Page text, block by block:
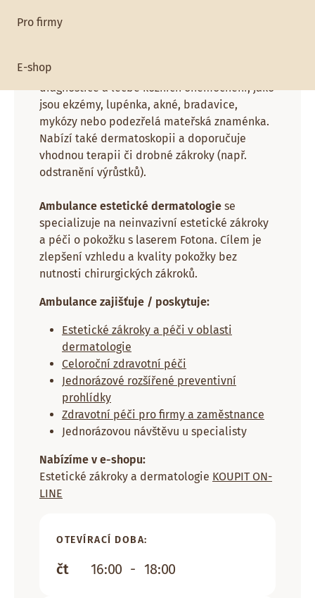
Pro firmy
E-shop
Pracoviště:
Kožní ambulance
diagnostice a léčbě kožních onemocnění, jako
jsou ekzémy, lupénka, akné, bradavice,
mykózy nebo podezřelá mateřská znaménka.
Nabízí také dermatoskopii a doporučuje
vhodnou terapii či drobné zákroky (např.
odstranění výrůstků).
Ambulance estetické dermatologie se
specializuje na neinvazivní estetické zákroky
a péči o pokožku s laserem Fotona. Cílem je
zlepšení vzhledu a kvality pokožky bez
nutnosti chirurgických zákroků.
Ambulance zajišťuje / poskytuje:
Estetické zákroky a péči v oblasti
dermatologie
Celoroční zdravotní péči
Jednorázové rozšířené preventivní
prohlídky
Zdravotní péči pro firmy a zaměstnance
Jednorázovou návštěvu u specialisty
Nabízíme v e-shopu:
Estetické zákroky a dermatologie KOUPIT ON-
LINE
OTEVÍRACÍ DOBA:
čt 16:00 - 18:00